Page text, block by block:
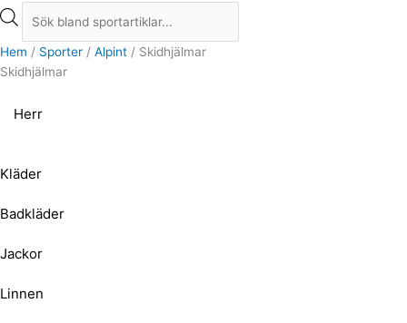
Hem / Sporter / Alpint / Skidhjälmar
Skidhjälmar
Herr
Kläder
Badkläder
Jackor
Linnen